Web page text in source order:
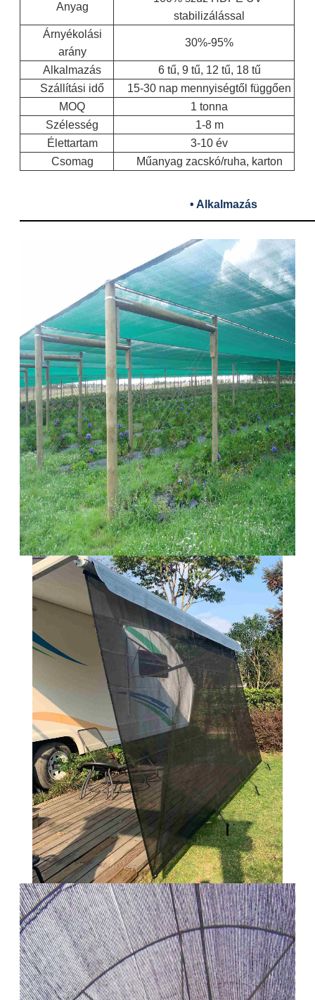
Anyag
stabilizálással
Árnyékolási
arány
30%-95%
Alkalmazás
6 tű, 9 tű, 12 tű, 18 tű
Szállítási idő
15-30 nap mennyiségtől függően
MOQ
1 tonna
Szélesség
1-8 m
Élettartam
3-10 év
Csomag
Műanyag zacskó/ruha, karton
• Alkalmazás